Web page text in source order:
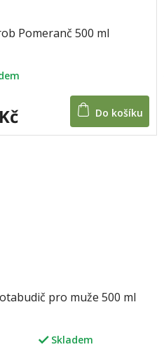
Pomeranč 500 ml
Do košíku
pro muže 500 ml
Skladem